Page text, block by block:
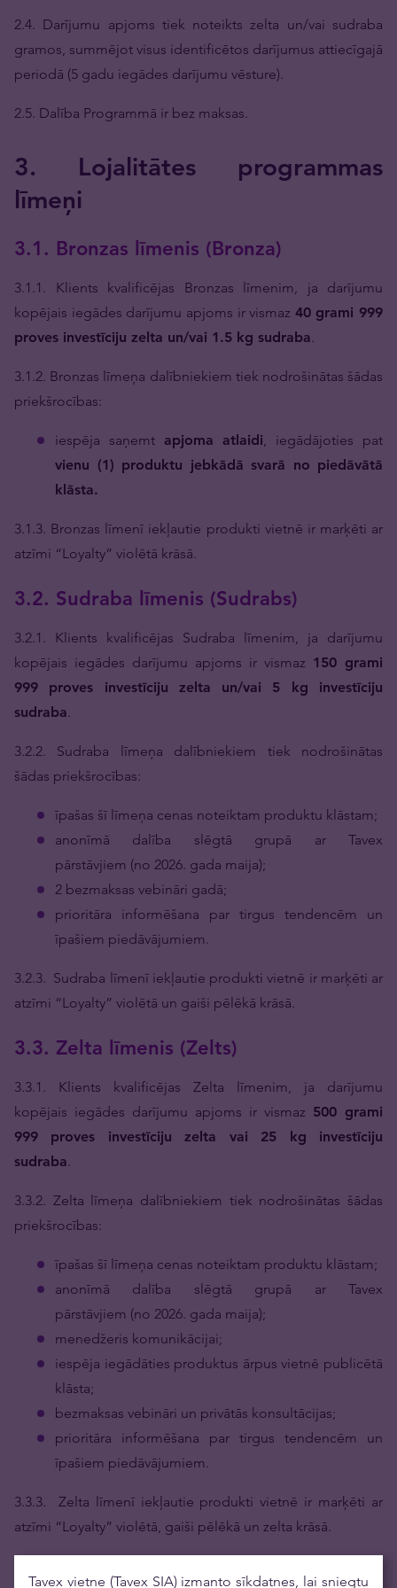
2.4. Darījumu apjoms tiek noteikts zelta un/vai sudraba
gramos, summējot visus identificētos darījumus attiecīgajā
periodā (5 gadu iegādes darījumu vēsture).
2.5. Dalība Programmā ir bez maksas.
3. Lojalitātes programmas
līmeņi
3.1. Bronzas līmenis (Bronza)
3.1.1. Klients kvalificējas Bronzas līmenim, ja darījumu
kopējais iegādes darījumu apjoms ir vismaz 40 grami 999
proves investīciju zelta un/vai 1.5 kg sudraba.
3.1.2. Bronzas līmeņa dalībniekiem tiek nodrošinātas šādas
priekšrocības:
iespēja saņemt apjoma atlaidi, iegādājoties pat
vienu (1) produktu jebkādā svarā no piedāvātā
klāsta.
3.1.3. Bronzas līmenī iekļautie produkti vietnē ir marķēti ar
atzīmi “Loyalty” violētā krāsā.
3.2. Sudraba līmenis (Sudrabs)
3.2.1. Klients kvalificējas Sudraba līmenim, ja darījumu
kopējais iegādes darījumu apjoms ir vismaz 150 grami
999 proves investīciju zelta un/vai 5 kg investīciju
sudraba.
3.2.2. Sudraba līmeņa dalībniekiem tiek nodrošinātas
šādas priekšrocības:
īpašas šī līmeņa cenas noteiktam produktu klāstam;
anonīmā dalība slēgtā grupā ar Tavex
pārstāvjiem (no 2026. gada maija);
2 bezmaksas vebināri gadā;
prioritāra informēšana par tirgus tendencēm un
īpašiem piedāvājumiem.
3.2.3. Sudraba līmenī iekļautie produkti vietnē ir marķēti ar
atzīmi “Loyalty” violētā un gaiši pēlēkā krāsā.
3.3. Zelta līmenis (Zelts)
3.3.1. Klients kvalificējas Zelta līmenim, ja darījumu
kopējais iegādes darījumu apjoms ir vismaz 500 grami
999 proves investīciju zelta vai 25 kg investīciju
sudraba.
3.3.2. Zelta līmeņa dalībniekiem tiek nodrošinātas šādas
priekšrocības:
īpašas šī līmeņa cenas noteiktam produktu klāstam;
anonīmā dalība slēgtā grupā ar Tavex
pārstāvjiem (no 2026. gada maija);
menedžeris komunikācijai;
iespēja iegādāties produktus ārpus vietnē publicētā
klāsta;
bezmaksas vebināri un privātās konsultācijas;
prioritāra informēšana par tirgus tendencēm un
īpašiem piedāvājumiem.
3.3.3. Zelta līmenī iekļautie produkti vietnē ir marķēti ar
atzīmi “Loyalty” violētā, gaiši pēlēkā un zelta krāsā.
3.4. Premium līmenis (Premium)
Tavex vietne (Tavex SIA) izmanto sīkdatnes, lai sniegtu